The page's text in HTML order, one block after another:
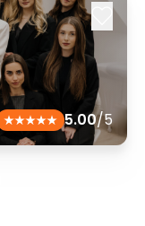
5.00/5